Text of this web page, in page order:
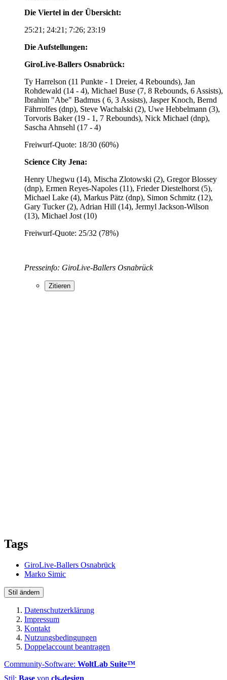
Die Viertel in der Übersicht:
25:21; 24:21; 7:26; 23:19
Die Aufstellungen:
GiroLive-Ballers Osnabrück:
Ty Harrelson (11 Punkte - 1 Dreier, 4 Rebounds), Jan
Rohdewald (14 - 4), Michael Buse (7, 8 Rebounds, 6 Assists),
Ibrahim "Abe" Badmus ( 6, 3 Assists), Jasper Knoch, Bernd
Fährrolfes (dnp), Steve Wachalski (2), Uwe Hebbelmann (3),
Torvoris Baker (19 - 1, 7 Rebounds), Nick Michael (dnp),
Sascha Ahnsehl (17 - 4)
Freiwurf-Quote: 18/30 (60%)
Science City Jena:
Henry Uhegwu (14), Mischa Zlotowski (2), Gregor Blossey
(dnp), Ermen Reyes-Napoles (11), Frieder Diestelhorst (5),
Michael Lake (4), Markus Pätz (dnp), Simon Schmitz (12),
Gary Tucker (2), Adrian Hill (14), Jermyl Jackson-Wilson
(13), Michael Jost (10)
Freiwurf-Quote: 25/32 (78%)
Presseinfo: GiroLive-Ballers Osnabrück
Zitieren
Tags
GiroLive-Ballers Osnabrück
Marko Simic
Stil ändern
Datenschutzerklärung
Impressum
Kontakt
Nutzungsbedingungen
Doppelaccount beantragen
Community-Software: WoltLab Suite™